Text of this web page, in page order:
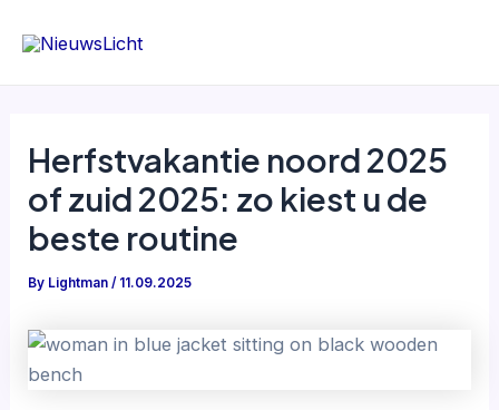
Herfstvakantie noord 2025
of zuid 2025: zo kiest u de
beste routine
By Lightman/ 11.09.2025